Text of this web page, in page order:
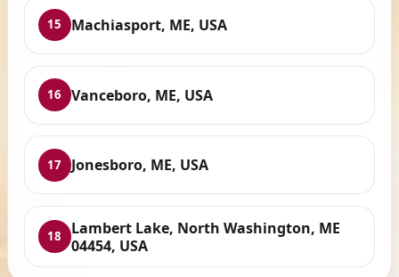
15 Machiasport, ME, USA
16 Vanceboro, ME, USA
17 Jonesboro, ME, USA
18
Lambert Lake, North Washington, ME
04454, USA